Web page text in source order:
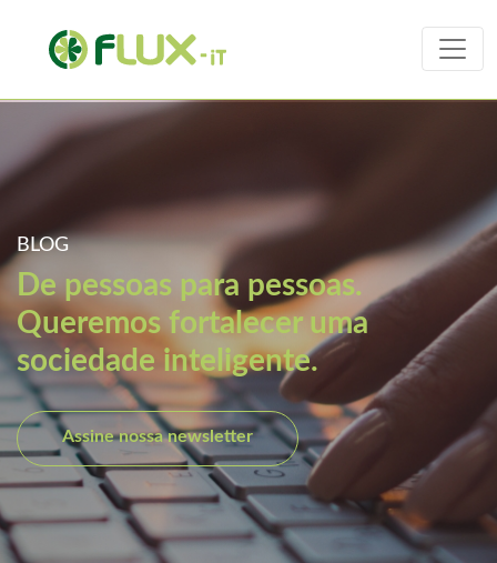
BLOG
De pessoas para pessoas.
Queremos fortalecer uma
sociedade inteligente.
Assine nossa newsletter